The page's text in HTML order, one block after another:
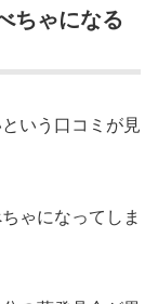
ちゃになる
いう口コミが見
ゃになってしま